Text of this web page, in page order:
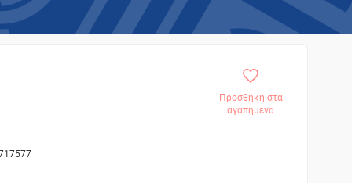
Προσθήκη στα
αγαπημένα